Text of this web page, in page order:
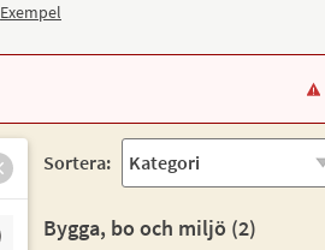
Exempel
Sortera:
Bygga, bo och miljö (2)